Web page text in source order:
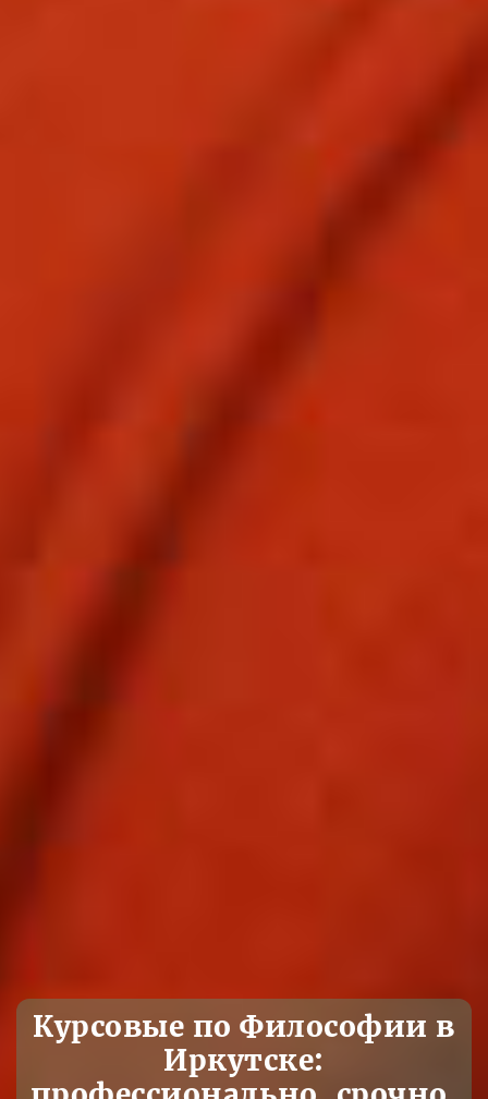
Курсовые по Философии в
Иркутске: